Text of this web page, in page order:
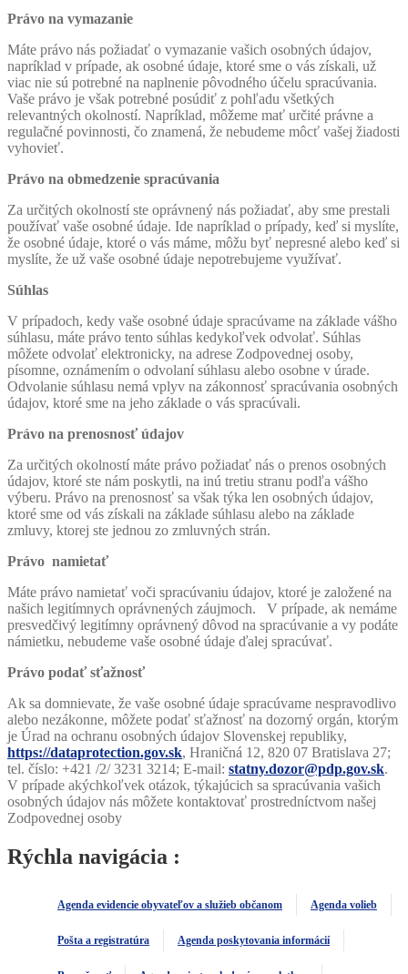
Právo na vymazanie
Máte právo nás požiadať o vymazanie vašich osobných údajov,
napríklad v prípade, ak osobné údaje, ktoré sme o vás získali, už
viac nie sú potrebné na naplnenie pôvodného účelu spracúvania.
Vaše právo je však potrebné posúdiť z pohľadu všetkých
relevantných okolností. Napríklad, môžeme mať určité právne a
regulačné povinnosti, čo znamená, že nebudeme môcť vašej žiadosti
vyhovieť.
Právo na obmedzenie spracúvania
Za určitých okolností ste oprávnený nás požiadať, aby sme prestali
používať vaše osobné údaje. Ide napríklad o prípady, keď si myslíte,
že osobné údaje, ktoré o vás máme, môžu byť nepresné alebo keď si
myslíte, že už vaše osobné údaje nepotrebujeme využívať.
Súhlas
V prípadoch, kedy vaše osobné údaje spracúvame na základe vášho
súhlasu, máte právo tento súhlas kedykoľvek odvolať. Súhlas
môžete odvolať elektronicky, na adrese Zodpovednej osoby,
písomne, oznámením o odvolaní súhlasu alebo osobne v úrade.
Odvolanie súhlasu nemá vplyv na zákonnosť spracúvania osobných
údajov, ktoré sme na jeho základe o vás spracúvali.
Právo na prenosnosť údajov
Za určitých okolností máte právo požiadať nás o prenos osobných
údajov, ktoré ste nám poskytli, na inú tretiu stranu podľa vášho
výberu. Právo na prenosnosť sa však týka len osobných údajov,
ktoré sme od vás získali na základe súhlasu alebo na základe
zmluvy, ktorej ste jednou zo zmluvných strán.
Právo namietať
Máte právo namietať voči spracúvaniu údajov, ktoré je založené na
našich legitímnych oprávnených záujmoch. V prípade, ak nemáme
presvedčivý legitímny oprávnený dôvod na spracúvanie a vy podáte
námietku, nebudeme vaše osobné údaje ďalej spracúvať.
Právo podať sťažnosť
Ak sa domnievate, že vaše osobné údaje spracúvame nespravodlivo
alebo nezákonne, môžete podať sťažnosť na dozorný orgán, ktorým
je Úrad na ochranu osobných údajov Slovenskej republiky,
https://dataprotection.gov.sk, Hraničná 12, 820 07 Bratislava 27;
tel. číslo: +421 /2/ 3231 3214; E-mail: statny.dozor@pdp.gov.sk.
V prípade akýchkoľvek otázok, týkajúcich sa spracúvania vašich
osobných údajov nás môžete kontaktovať prostredníctvom našej
Zodpovednej osoby
Rýchla navigácia :
Agenda evidencie obyvateľov a služieb občanom Agenda volieb
Pošta a registratúra Agenda poskytovania informácií